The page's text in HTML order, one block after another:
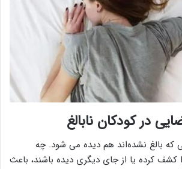
که بالغ نشده‌اند هم دیده می شود. چه
کرده یا از جای دیگری دیده‌ باشند، باعث